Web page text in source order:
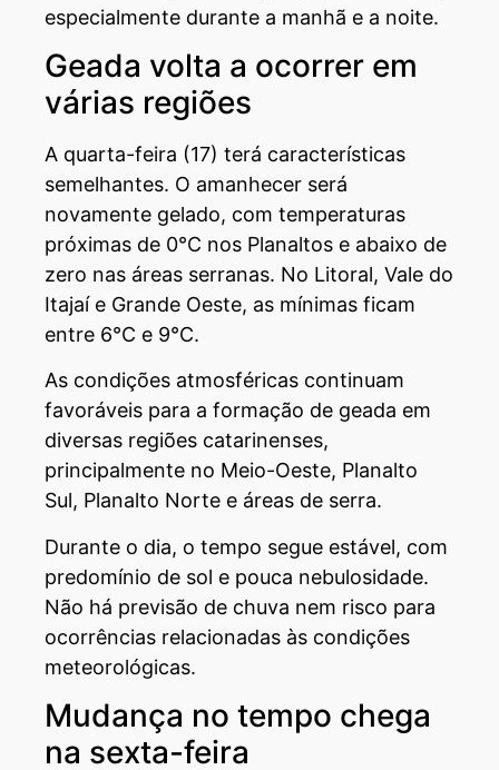
especialmente durante a manhã e a noite.
Geada volta a ocorrer em
várias regiões
A quarta-feira (17) terá características
semelhantes. O amanhecer será
novamente gelado, com temperaturas
próximas de 0°C nos Planaltos e abaixo de
zero nas áreas serranas. No Litoral, Vale do
Itajaí e Grande Oeste, as mínimas ficam
entre 6°C e 9°C.
As condições atmosféricas continuam
favoráveis para a formação de geada em
diversas regiões catarinenses,
principalmente no Meio-Oeste, Planalto
Sul, Planalto Norte e áreas de serra.
Durante o dia, o tempo segue estável, com
predomínio de sol e pouca nebulosidade.
Não há previsão de chuva nem risco para
ocorrências relacionadas às condições
meteorológicas.
Mudança no tempo chega
na sexta-feira